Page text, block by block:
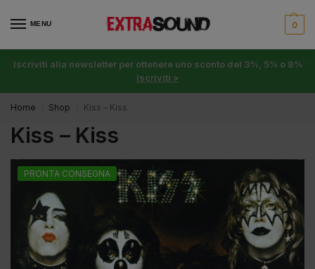
MENU 0
Iscriviti alla newsletter per ottenere uno sconto del 3%, 5% o 8%
Iscriviti >
Home Shop Kiss – Kiss
Kiss – Kiss
PRONTA CONSEGNA